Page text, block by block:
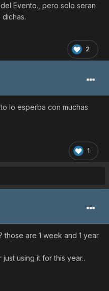
Evento., pero solo seran
2
lo esperba con muchas
1
those are 1 week and 1 year
using it for this year..